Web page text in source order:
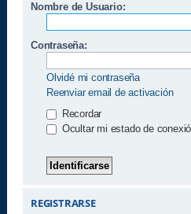
Nombre de Usuario:
Contraseña:
Olvidé mi contraseña
Reenviar email de activación
Recordar
Ocultar mi estado de
REGISTRARSE